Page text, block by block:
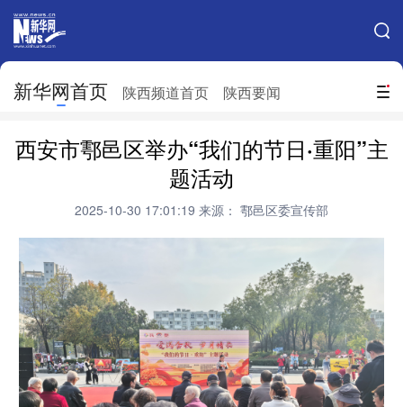
搜索
新华网首页 陕西频道首页 陕西要闻
网站地图
北京 天津 河北 山西
吉林 上海
浙江 安徽 福建 江西
山东 湖北 湖南
广东 广西 海南 重庆
四川 贵州 云南 西藏
陕西 甘肃 青海 宁夏
西安市鄠邑区举办“我们的节日·重阳”主
题活动
2025-10-30 17:01:19 来源： 鄠邑区委宣传部